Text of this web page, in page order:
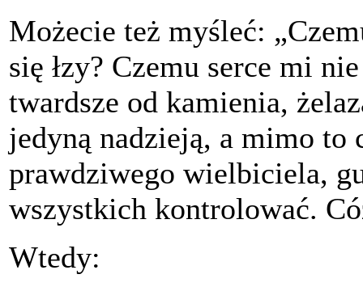
Możecie też myśleć:
się łzy? Czemu serce mi
twardsze od kamienia,
jedyną nadzieją, a mimo to
prawdziwego wielbiciela,
wszystkich kontrolować.
Wtedy: